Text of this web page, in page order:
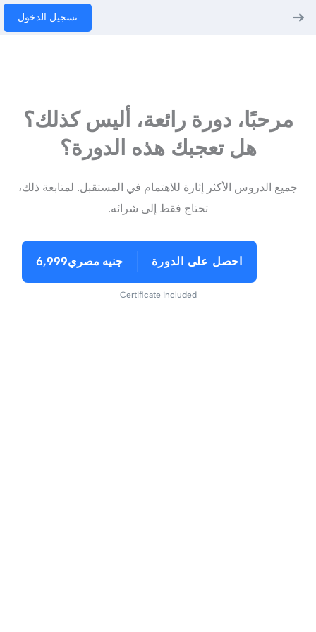
تسجيل الدخول
مرحبًا، دورة رائعة، أليس كذلك؟
هل تعجبك هذه الدورة؟
جميع الدروس الأكثر إثارة للاهتمام في المستقبل. لمتابعة ذلك،
تحتاج فقط إلى شرائه.
احصل على الدورة جنيه مصري6,999
Certificate included